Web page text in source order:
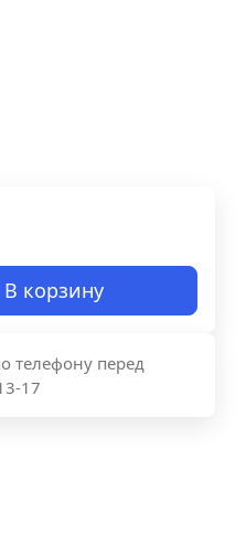
В корзину
телефону перед
17